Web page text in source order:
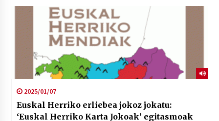
2025/01/07
Euskal Herriko erliebea jokoz jokatu:
‘Euskal Herriko Karta Jokoak’ egitasmoak